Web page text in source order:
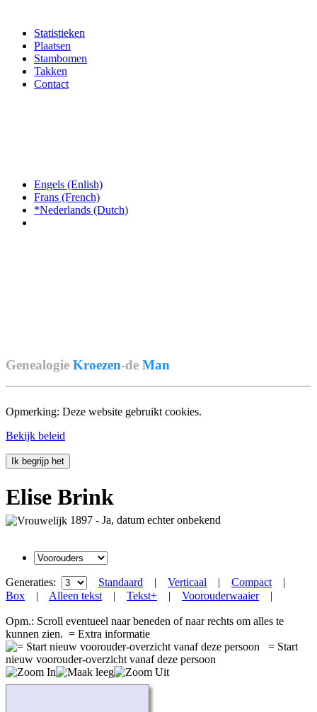
Statistieken
Plaatsen
Stambomen
Takken
Contact
Engels (Enlish)
Frans (French)
*Nederlands (Dutch)
Genealogie Kroezen-de Man
Opmerking: Deze website gebruikt cookies.
Bekijk beleid
Ik begrijp het
Elise Brink
1897 - Ja, datum echter onbekend
Generaties: Standaard | Verticaal | Compact |
Box | Alleen tekst | Tekst+ | Voorouderwaaier|
Opm.: Scroll eventueel naar beneden of naar rechts om alles te
kunnen zien. = Extra informatie
= Start
nieuw voorouder-overzicht vanaf deze persoon